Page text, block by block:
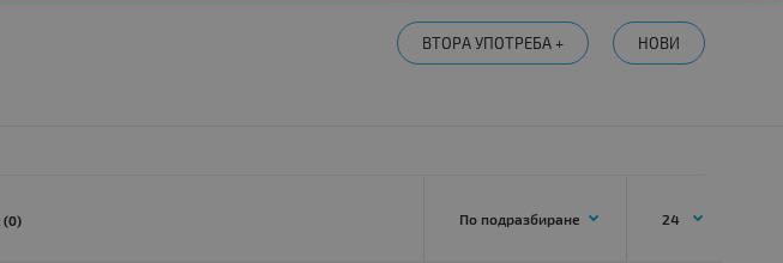
ВТОРА УПОТРЕБА + НОВИ
(0)